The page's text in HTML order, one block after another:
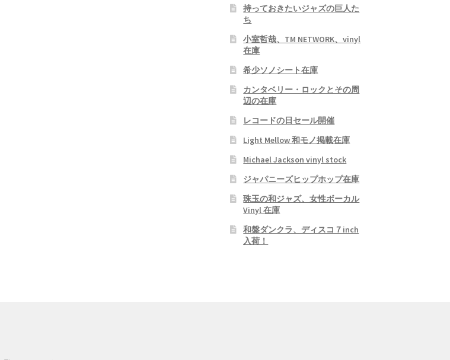
持っておきたいジャズの巨人た
ち
小室哲哉、TM NETWORK、vinyl
在庫
希少ソノシート在庫
カンタベリー・ロックとその周
辺の在庫
レコードの日セール開催
Light Mellow 和モノ掲載在庫
Michael Jackson vinyl stock
ジャパニーズヒップホップ在庫
珠玉の和ジャズ、女性ボーカル
Vinyl 在庫
和盤ダンクラ、ディスコ７inch
入荷！